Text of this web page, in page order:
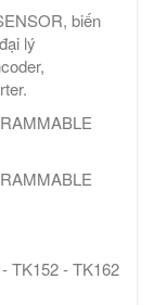
biến
lý
TK152 - TK162